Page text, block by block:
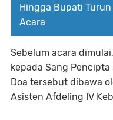
Hingga Bupati
Acara
Sebelum acara
kepada Sang
Doa tersebut dibawa
Asisten Afdeling IV